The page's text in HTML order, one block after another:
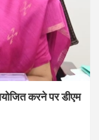
करने पर डीएम